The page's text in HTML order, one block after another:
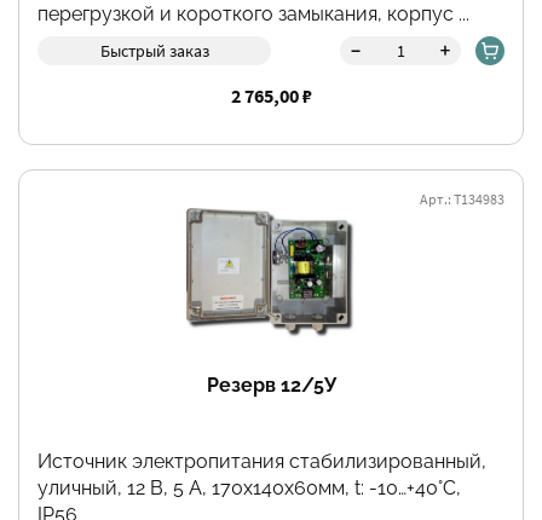
перегрузкой и короткого замыкания, корпус ...
Быстрый заказ - +
2 765,00 ₽
Резерв 12/5У
Арт.: Т134983
Источник электропитания стабилизированный,
уличный, 12 В, 5 А, 170х140х60мм, t: -10…+40°С,
IP56